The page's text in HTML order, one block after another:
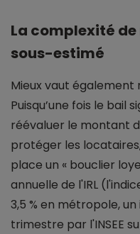
La complexité
sous-estimé
Mieux vaut également
Puisqu’une fois le bail
réévaluer le montant
protéger les
place un « bouclier
annuelle de l'IRL
3,5 % en métropole,
trimestre par l'INSEE